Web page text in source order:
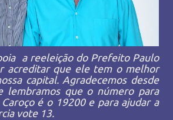
a reeleição do Prefeito Paulo
acreditar que ele tem o melhor
capital. Agradecemos desde
lembramos que o número para
é o 19200 e para ajudar a
vote 13.